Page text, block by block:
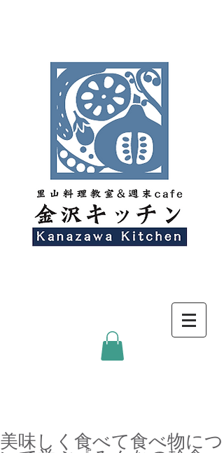
美味しく食べて食べ物につ